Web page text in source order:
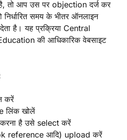
तो आप उस पर objection दर्ज कर
निर्धारित समय के भीतर ऑनलाइन
है। यह प्रक्रिया Central
की आधिकारिक वेबसाइट
करें
लिंक खोलें
है उसे select करें
reference आदि) upload करें